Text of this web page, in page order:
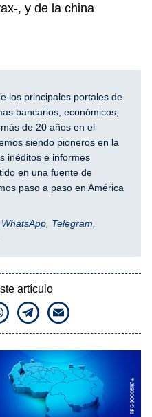
, y de la china
los principales portales de
bancarios, económicos,
de 20 años en el
siendo pioneros en la
inéditos e informes
en una fuente de
paso a paso en América
Telegram
artículo